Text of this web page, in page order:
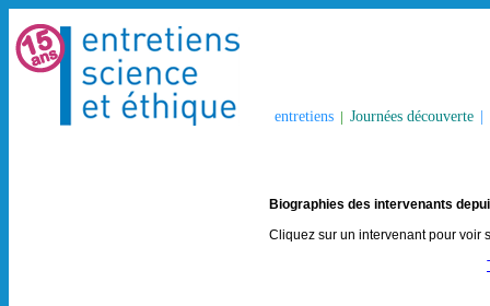
entretiens | Journées découverte
Biographies des intervenants
Cliquez sur un intervenant pour voir